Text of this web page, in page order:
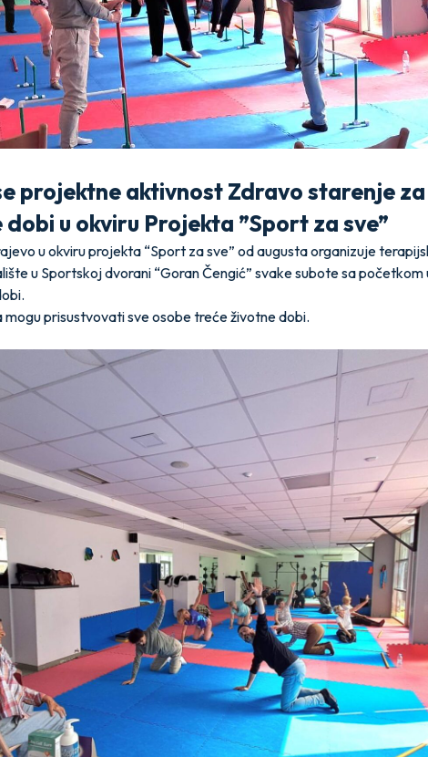
projektne aktivnost Zdravo starenje
u okviru Projekta ”Sport za sve”
u okviru projekta “Sport za sve” od augusta organizuje
u Sportskoj dvorani “Goran Čengić” svake subote sa početkom
mogu prisustvovati sve osobe treće životne dobi.